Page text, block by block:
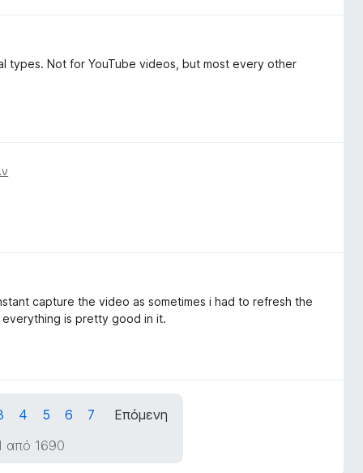
types. Not for YouTube videos, but most every other
capture the video as sometimes i had to refresh the
is pretty good in it.
4 5 6 7
Επόμενη
από 1690